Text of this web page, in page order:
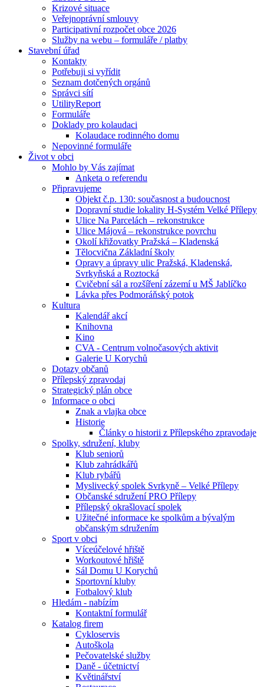
Krizové situace
Veřejnoprávní smlouvy
Participativní rozpočet obce 2026
Služby na webu – formuláře / platby
Stavební úřad
Kontakty
Potřebuji si vyřídit
Seznam dotčených orgánů
Správci sítí
UtilityReport
Formuláře
Doklady pro kolaudaci
Kolaudace rodinného domu
Nepovinné formuláře
Život v obci
Mohlo by Vás zajímat
Anketa o referendu
Připravujeme
Objekt č.p. 130: současnost a budoucnost
Dopravní studie lokality H-Systém Velké Přílepy
Ulice Na Parcelách – rekonstrukce
Ulice Májová – rekonstrukce povrchu
Okolí křižovatky Pražská – Kladenská
Tělocvična Základní školy
Opravy a úpravy ulic Pražská, Kladenská,
Svrkyňská a Roztocká
Cvičební sál a rozšíření zázemí u MŠ Jablíčko
Lávka přes Podmoráňský potok
Kultura
Kalendář akcí
Knihovna
Kino
CVA - Centrum volnočasových aktivit
Galerie U Korychů
Dotazy občanů
Přílepský zpravodaj
Strategický plán obce
Informace o obci
Znak a vlajka obce
Historie
Články o historii z Přílepského zpravodaje
Spolky, sdružení, kluby
Klub seniorů
Klub zahrádkářů
Klub rybářů
Myslivecký spolek Svrkyně – Velké Přílepy
Občanské sdružení PRO Přílepy
Přílepský okrašlovací spolek
Užitečné informace ke spolkům a bývalým
občanským sdružením
Sport v obci
Víceúčelové hřiště
Workoutové hřiště
Sál Domu U Korychů
Sportovní kluby
Fotbalový klub
Hledám - nabízím
Kontaktní formulář
Katalog firem
Cykloservis
Autoškola
Pečovatelské služby
Daně - účetnictví
Květinářství